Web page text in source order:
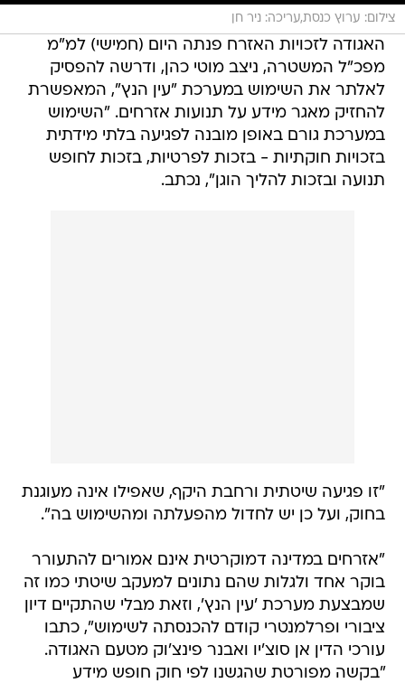
צילום: ערוץ כנסת,עריכה: ניר חן
האגודה לזכויות האזרח פנתה היום (חמישי) למ"מ
מפכ"ל המשטרה, ניצב מוטי כהן, ודרשה להפסיק
לאלתר את השימוש במערכת "עין הנץ", המאפשרת
להחזיק מאגר מידע על תנועות אזרחים. "השימוש
במערכת גורם באופן מובנה לפגיעה בלתי מידתית
בזכויות חוקתיות - בזכות לפרטיות, בזכות לחופש
תנועה ובזכות להליך הוגן", נכתב.
"זו פגיעה שיטתית ורחבת היקף, שאפילו אינה מעוגנת
בחוק, ועל כן יש לחדול מהפעלתה ומהשימוש בה".
"אזרחים במדינה דמוקרטית אינם אמורים להתעורר
בוקר אחד ולגלות שהם נתונים למעקב שיטתי כמו זה
שמבצעת מערכת 'עין הנץ', וזאת מבלי שהתקיים דיון
ציבורי ופרלמנטרי קודם להכנסתה לשימוש", כתבו
עורכי הדין אן סוצ'יו ואבנר פינצ'וק מטעם האגודה.
"בקשה מפורטת שהגשנו לפי חוק חופש מידע